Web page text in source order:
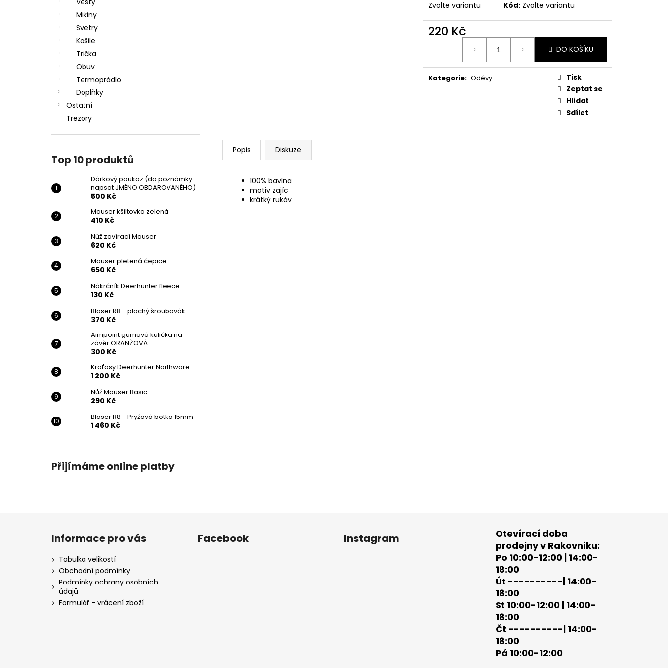
Vesty
Mikiny
Svetry
Košile
Trička
Obuv
Termoprádlo
Doplňky
Ostatní
Trezory
Top 10 produktů
Dárkový poukaz (do poznámky
napsat JMÉNO OBDAROVANÉHO)
500 Kč
Mauser kšiltovka zelená
410 Kč
Nůž zavírací Mauser
620 Kč
Mauser pletená čepice
650 Kč
Nákrčník Deerhunter fleece
130 Kč
Blaser R8 - plochý šroubovák
370 Kč
Aimpoint gumová kulička na
závěr ORANŽOVÁ
300 Kč
Kraťasy Deerhunter Northware
1 200 Kč
Nůž Mauser Basic
290 Kč
Blaser R8 - Pryžová botka 15mm
1 460 Kč
Přijímáme online platby
Zvolte variantu Kód: Zvolte variantu
220 Kč
DO KOŠÍKU
Kategorie: Oděvy
Tisk
Zeptat se
Hlídat
Sdílet
Popis Diskuze
100% bavlna
motiv zajíc
krátký rukáv
DÁRKOVÝ POUKAZ (DO POZNÁMKY
NAPSAT JMÉNO OBDAROVANÉHO)
500 Kč
NŮŽ ZAVÍRACÍ MAUSER
Z
Informace pro vás
Tabulka velikostí
Obchodní podmínky
Podmínky ochrany osobních
údajů
Formulář - vrácení zboží
Facebook Instagram
Otevírací doba
prodejny v Rakovníku:
Po 10:00-12:00 | 14:00-
18:00
Út ----------| 14:00-
18:00
St 10:00-12:00 | 14:00-
18:00
Čt ----------| 14:00-
18:00
Pá 10:00-12:00